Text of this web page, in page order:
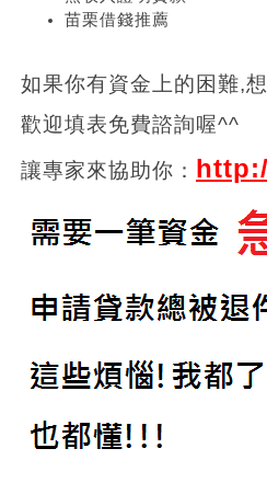
苗栗借錢推薦
如果你有資金上的困難,
歡迎填表免費諮詢喔^^
讓專家來協助你：